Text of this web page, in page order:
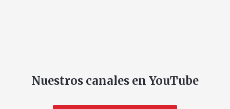
Nuestros canales en YouTube